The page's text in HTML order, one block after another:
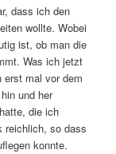
dass ich den
wollte. Wobei
ist, ob man die
Was ich jetzt
mal vor dem
und her
die ich
reichlich, so dass
konnte.